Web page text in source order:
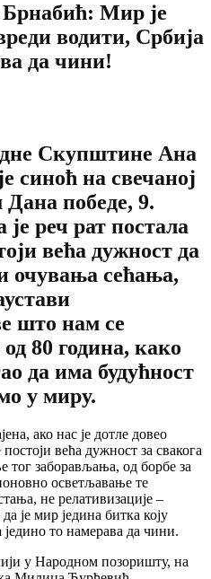
Мир је
водити, Србија
да чини!
Скупштине Ана
синоћ на свечаној
победе, 9.
је реч рат постала
већа дужност да
очувања сећања,
што нам се
80 година, како
да има будућност
у миру.
ако нас је дотле довео
већа дужност за свакога
тог заборављања, од борбе за
осветљавање те
не релативизације –
је мир једина битка коју
то намерава да чини.
у Народном позоришту, на